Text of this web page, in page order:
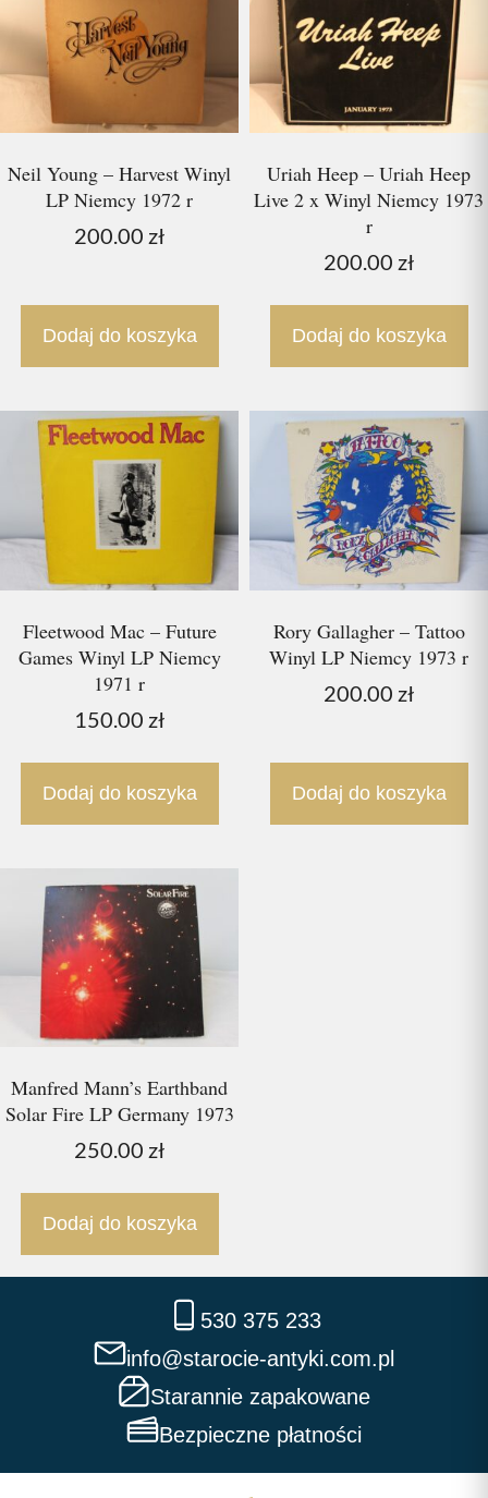
Neil Young – Harvest Winyl
LP Niemcy 1972 r
200.00 zł
Dodaj do koszyka
Uriah Heep – Uriah Heep
Live 2 x Winyl Niemcy 1973
r
200.00 zł
Dodaj do koszyka
Fleetwood Mac – Future
Games Winyl LP Niemcy
1971 r
150.00 zł
Dodaj do koszyka
Rory Gallagher – Tattoo
Winyl LP Niemcy 1973 r
200.00 zł
Dodaj do koszyka
Manfred Mann’s Earthband
Solar Fire LP Germany 1973
250.00 zł
Dodaj do koszyka
530 375 233
info@starocie-antyki.com.pl
Starannie zapakowane
Bezpieczne płatności